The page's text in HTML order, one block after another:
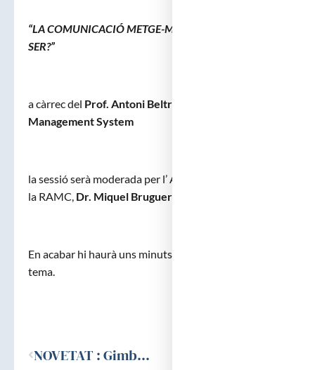
“LA COMUNICACIÓ METGE-MALALT. COM HA DE
SER?”
a càrrec del Prof. Antoni Beltrán, Intentional
Management System
la sessió serà moderada per l’ Acadèmic Numerari de
la RAMC, Dr. Miquel Bruguera i Cortada
En acabar hi haurà uns minuts de col·loqui sobre el
tema.
NOVETAT : Gimbernat. Revista d’Història de la Medicina i de les Ciències de la Salut, Vol. 79